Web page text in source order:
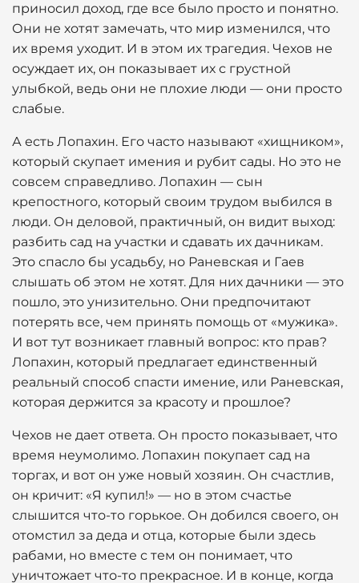
приносил доход, где все было просто и понятно.
Они не хотят замечать, что мир изменился, что
их время уходит. И в этом их трагедия. Чехов не
осуждает их, он показывает их с грустной
улыбкой, ведь они не плохие люди — они просто
слабые.
А есть Лопахин. Его часто называют «хищником»,
который скупает имения и рубит сады. Но это не
совсем справедливо. Лопахин — сын
крепостного, который своим трудом выбился в
люди. Он деловой, практичный, он видит выход:
разбить сад на участки и сдавать их дачникам.
Это спасло бы усадьбу, но Раневская и Гаев
слышать об этом не хотят. Для них дачники — это
пошло, это унизительно. Они предпочитают
потерять все, чем принять помощь от «мужика».
И вот тут возникает главный вопрос: кто прав?
Лопахин, который предлагает единственный
реальный способ спасти имение, или Раневская,
которая держится за красоту и прошлое?
Чехов не дает ответа. Он просто показывает, что
время неумолимо. Лопахин покупает сад на
торгах, и вот он уже новый хозяин. Он счастлив,
он кричит: «Я купил!» — но в этом счастье
слышится что-то горькое. Он добился своего, он
отомстил за деда и отца, которые были здесь
рабами, но вместе с тем он понимает, что
уничтожает что-то прекрасное. И в конце, когда